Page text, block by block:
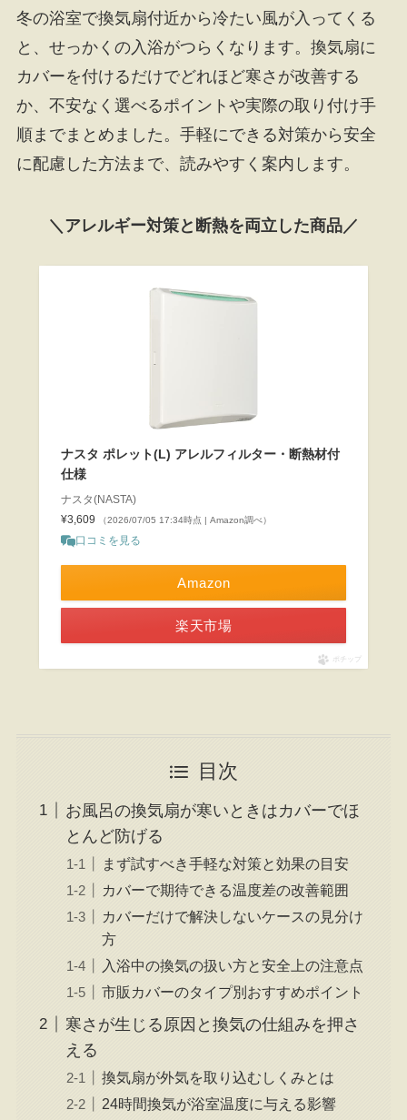
冬の浴室で換気扇付近から冷たい風が入ってくる
と、せっかくの入浴がつらくなります。換気扇に
カバーを付けるだけでどれほど寒さが改善する
か、不安なく選べるポイントや実際の取り付け手
順までまとめました。手軽にできる対策から安全
に配慮した方法まで、読みやすく案内します。
＼アレルギー対策と断熱を両立した商品／
ナスタ ポレット(L) アレルフィルター・断熱材付
仕様
ナスタ(NASTA)
¥3,609
（2026/07/05 17:34時点 | Amazon調べ）
口コミを見る
Amazon
楽天市場
ポチップ
目次
お風呂の換気扇が寒いときはカバーでほ
とんど防げる
まず試すべき手軽な対策と効果の目安
カバーで期待できる温度差の改善範囲
カバーだけで解決しないケースの見分け
方
入浴中の換気の扱い方と安全上の注意点
市販カバーのタイプ別おすすめポイント
寒さが生じる原因と換気の仕組みを押さ
える
換気扇が外気を取り込むしくみとは
24時間換気が浴室温度に与える影響